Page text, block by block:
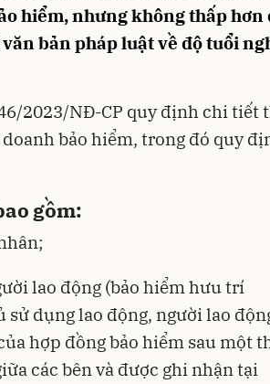
hiểm, nhưng không thấp hơn
bản pháp luật về độ tuổi
2023/NĐ-CP quy định chi tiết
bảo hiểm, trong đó quy
gồm:
lao động (bảo hiểm hưu trí
sử dụng lao động, người lao
hợp đồng bảo hiểm sau một
các bên và được ghi nhận tại